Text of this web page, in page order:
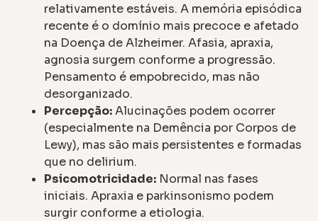
relativamente estáveis. A memória episódica
recente é o domínio mais precoce e afetado
na Doença de Alzheimer. Afasia, apraxia,
agnosia surgem conforme a progressão.
Pensamento é empobrecido, mas não
desorganizado.
Percepção:Alucinações podem ocorrer
(especialmente na Demência por Corpos de
Lewy), mas são mais persistentes e formadas
que no delirium.
Psicomotricidade: Normal nas fases
iniciais. Apraxia e parkinsonismo podem
surgir conforme a etiologia.